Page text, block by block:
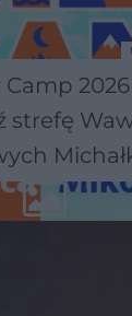
Camp
strefę